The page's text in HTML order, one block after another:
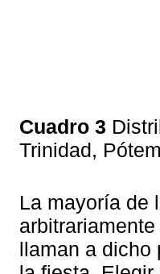
Cuadro 3
Trinidad, Pótem
La mayoría de
llaman a dicho